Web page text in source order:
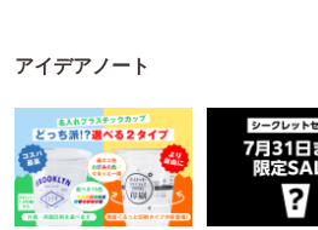
アイデアノート